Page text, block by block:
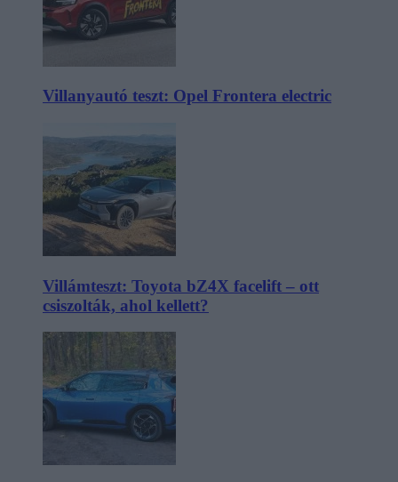
Villanyautó teszt: Opel Frontera electric
Villámteszt: Toyota bZ4X facelift – ott
csiszolták, ahol kellett?